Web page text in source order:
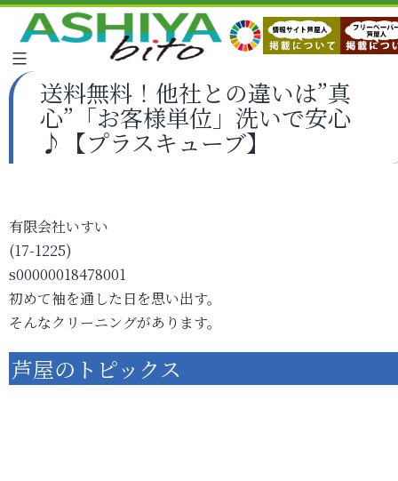
送料無料！他社との違いは”真
心”「お客様単位」洗いで安心
♪【プラスキューブ】
有限会社いすい
(17-1225)
s00000018478001
初めて袖を通した日を思い出す。
そんなクリーニングがあります。
芦屋のトピックス